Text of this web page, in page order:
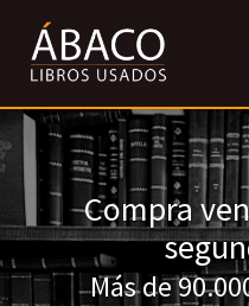
Compra
Más de